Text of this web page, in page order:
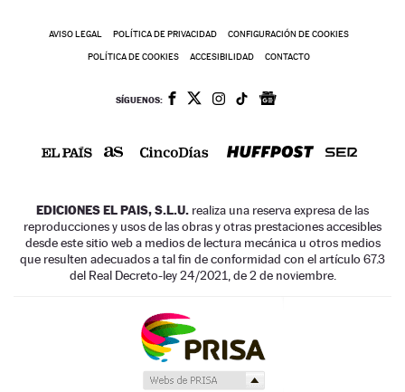
AVISO LEGAL POLÍTICA DE PRIVACIDAD CONFIGURACIÓN DE COOKIES
POLÍTICA DE COOKIES ACCESIBILIDAD CONTACTO
SÍGUENOS:
EDICIONES EL PAIS, S.L.U. realiza una reserva expresa de las
reproducciones y usos de las obras y otras prestaciones accesibles
desde este sitio web a medios de lectura mecánica u otros medios
que resulten adecuados a tal fin de conformidad con el artículo 67.3
del Real Decreto-ley 24/2021, de 2 de noviembre.